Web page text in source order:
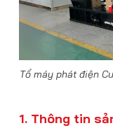
Tổ máy phát điện
1. Thông tin